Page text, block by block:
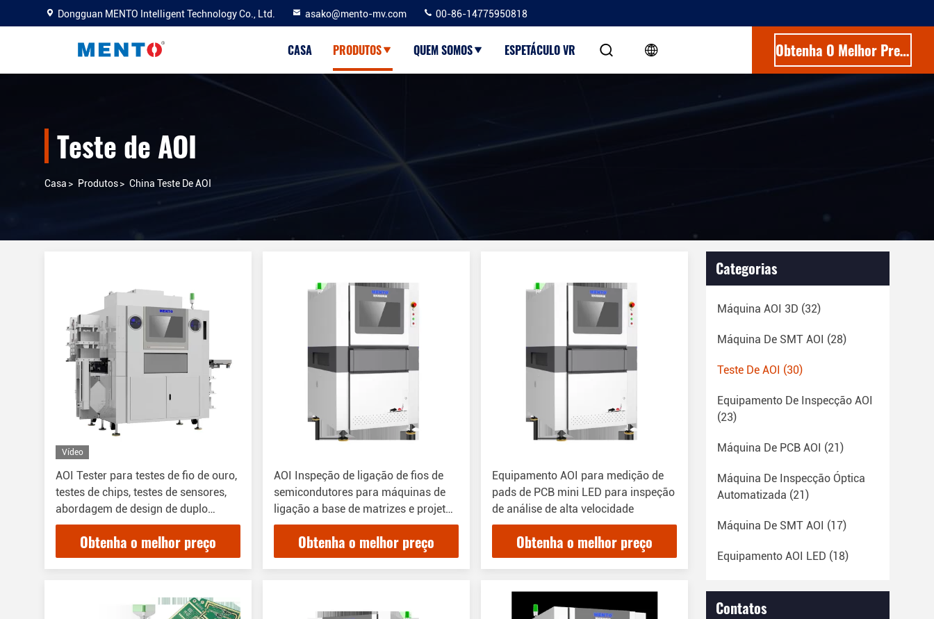
Dongguan MENTO Intelligent Technology Co., Ltd. asako@mento-mv.com 00-86-14775950818
CASA PRODUTOS QUEM SOMOS ESPETÁCULO VR Obtenha O Melhor Preço
Teste de AOI
Casa > Produtos> China Teste De AOI
Vídeo
AOI Tester para testes de fio de ouro,
testes de chips, testes de sensores,
abordagem de design de duplo
calibre
Obtenha o melhor preço
AOI Inspeção de ligação de fios de
semicondutores para máquinas de
ligação a base de matrizes e projeto
de trilhos
Obtenha o melhor preço
Equipamento AOI para medição de
pads de PCB mini LED para inspeção
de análise de alta velocidade
Obtenha o melhor preço
Categorias
Máquina AOI 3D (32)
Máquina De SMT AOI (28)
Teste De AOI (30)
Equipamento De Inspecção AOI
(23)
Máquina De PCB AOI (21)
Máquina De Inspecção Óptica
Automatizada (21)
Máquina De SMT AOI (17)
Equipamento AOI LED (18)
Contatos